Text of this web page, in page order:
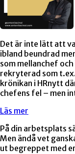
Det är inte lätt att
ibland beundrad
som mellanchef
rekryterad som
krönikan i HRnytt
chefens fel – men
Läs mer
På din arbetsplats
Men ändå vet
ut begreppet med